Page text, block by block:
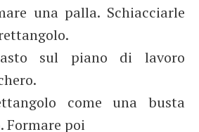
una palla. Schiacciarle
sul piano di lavoro
come una busta
Formare poi